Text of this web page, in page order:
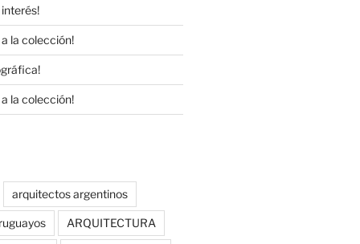
la colección!
la colección!
arquitectos argentinos
ARQUITECTURA